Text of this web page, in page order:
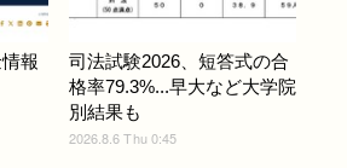
報
司法試験2026、短答式の合
格率79.3%...早大など大学院
別結果も
2026.8.6 Thu 0:45